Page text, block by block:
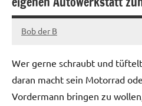
Januar
2023
Bob der B
Wer gerne schraubt und
daran macht sein Motorrad
Vordermann bringen zu